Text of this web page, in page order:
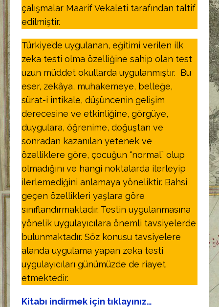
çalışmalar Maarif Vekaleti tarafından taltif
edilmiştir.
Türkiye’de uygulanan, eğitimi verilen ilk
zeka testi olma özelliğine sahip olan test
uzun müddet okullarda uygulanmıştır. Bu
eser, zekâya, muhakemeye, belleğe,
sürat-i intikale, düşüncenin gelişim
derecesine ve etkinliğine, görgüye,
duygulara, öğrenime, doğuştan ve
sonradan kazanılan yetenek ve
özelliklere göre, çocuğun “normal” olup
olmadığını ve hangi noktalarda ilerleyip
ilerlemediğini anlamaya yöneliktir. Bahsi
geçen özellikleri yaşlara göre
sınıflandırmaktadır. Testin uygulanmasına
yönelik uygulayıcılara önemli tavsiyelerde
bulunmaktadır. Söz konusu tavsiyelere
alanda uygulama yapan zeka testi
uygulayıcıları günümüzde de riayet
etmektedir.
Kitabı indirmek için tıklayınız…